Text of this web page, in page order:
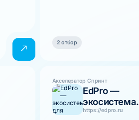
2 отбор
Акселератор Спринт
EdPro —
https://edpro.ru